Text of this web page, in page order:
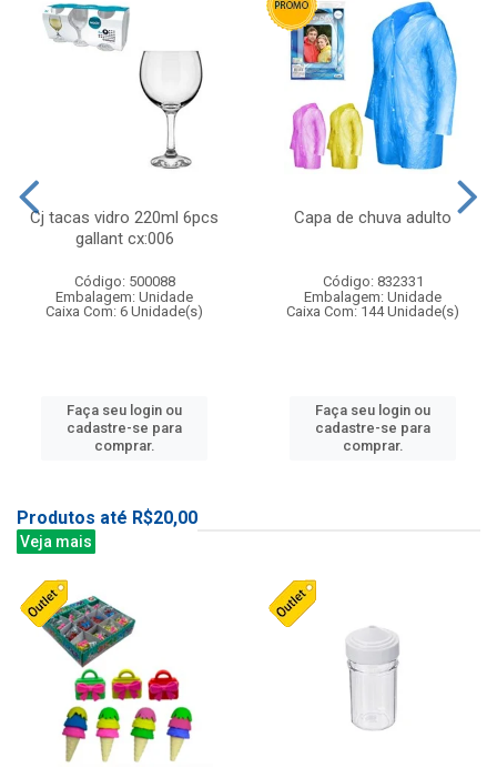
Cj tacas vidro 220ml 6pcs
gallant cx:006
Código: 500088
Embalagem: Unidade
Caixa Com: 6 Unidade(s)
Faça seu login ou
cadastre-se para
comprar.
Capa de chuva adulto
Código: 832331
Embalagem: Unidade
Caixa Com: 144 Unidade(s)
Faça seu login ou
cadastre-se para
comprar.
Produtos até R$20,00
Veja mais